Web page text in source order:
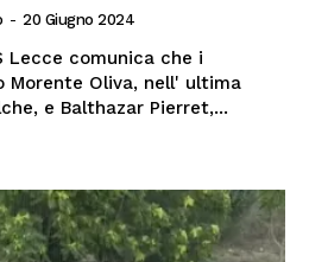
- 20 Giugno 2024
Morente Oliva, nell' ultima
e Balthazar Pierret,...